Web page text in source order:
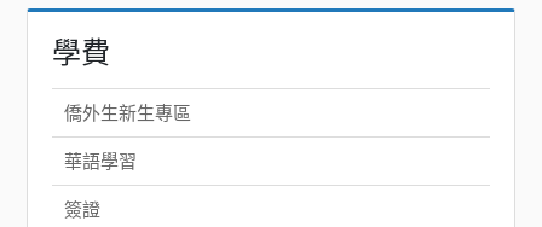
學費
僑外生新生專區
華語學習
簽證